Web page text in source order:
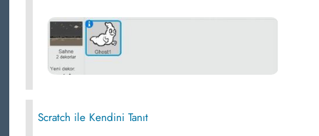
Scratch ile Kendini Tanıt